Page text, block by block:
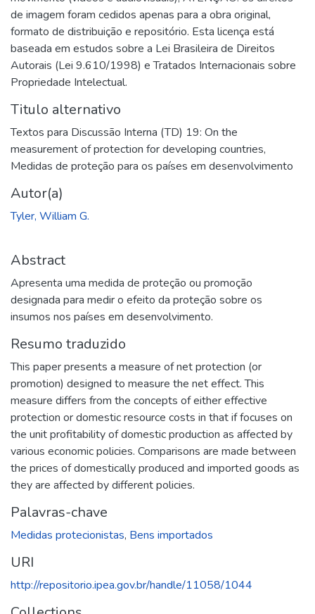
de imagem foram cedidos apenas para a obra original,
formato de distribuição e repositório. Esta licença está
baseada em estudos sobre a Lei Brasileira de Direitos
Autorais (Lei 9.610/1998) e Tratados Internacionais sobre
Propriedade Intelectual.
Titulo alternativo
Textos para Discussão Interna (TD) 19: On the
measurement of protection for developing countries,
Medidas de proteção para os países em desenvolvimento
Autor(a)
Tyler, William G.
Abstract
Apresenta uma medida de proteção ou promoção
designada para medir o efeito da proteção sobre os
insumos nos países em desenvolvimento.
Resumo traduzido
This paper presents a measure of net protection (or
promotion) designed to measure the net effect. This
measure differs from the concepts of either effective
protection or domestic resource costs in that if focuses on
the unit profitability of domestic production as affected by
various economic policies. Comparisons are made between
the prices of domestically produced and imported goods as
they are affected by different policies.
Palavras-chave
Medidas protecionistas, Bens importados
URI
http://repositorio.ipea.gov.br/handle/11058/1044